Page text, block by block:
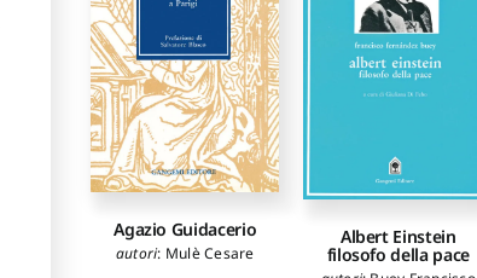
Agazio Guidacerio
autori: Mulè Cesare
Albert Einstein
filosofo della pace